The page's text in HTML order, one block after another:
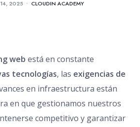
2025 • CLOUDIN ACADEMY
web está en constante
tecnologías, las exigencias de
en infraestructura están
en que gestionamos nuestros
competitivo y garantizar